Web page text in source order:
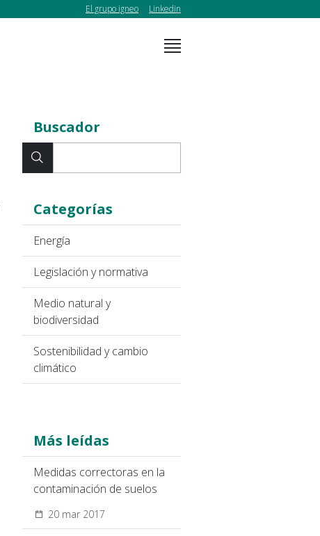
El grupo igneo Linkedin
Buscador
Categorías
Energía
Legislación y normativa
Medio natural y
biodiversidad
Sostenibilidad y cambio
climático
Más leídas
Medidas correctoras en la
contaminación de suelos
20 mar 2017